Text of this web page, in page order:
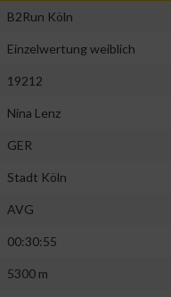
B2Run Köln
Einzelwertung weiblich
19212
Nina Lenz
GER
Stadt Köln
AVG
00:30:55
5300 m